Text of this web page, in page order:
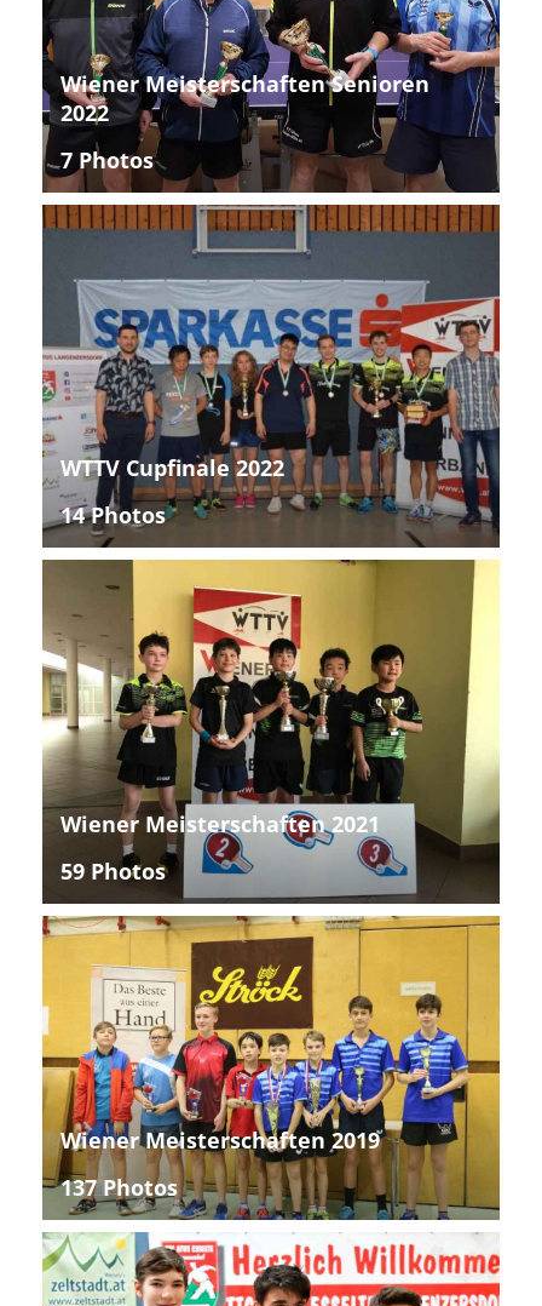
Wiener Meisterschaften Senioren
2022
7 Photos
WTTV Cupfinale 2022
14 Photos
Wiener Meisterschaften 2021
59 Photos
Wiener Meisterschaften 2019
137 Photos